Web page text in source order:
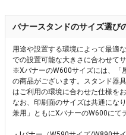
バナースタンドのサイズ選び
用途や設置する環境によって最適
での設置可能な大きさに合わせて
※XバナーのW600サイズには、「
の商品がございます。スタンド器
はご利用の環境に合わせた仕様をお
なお、印刷面のサイズは共通にな
兼用」ともにXバナーのW600にて